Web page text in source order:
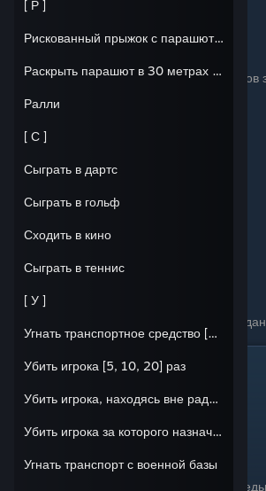
[ Р ]
Рискованный прыжок с парашютом
Раскрыть парашют в 30 метрах от земли
Ралли
[ С ]
Сыграть в дартс
Сыграть в гольф
Сходить в кино
Сыграть в теннис
[ У ]
Угнать транспортное средство [5, 10, 20]
Убить игрока [5, 10, 20] раз
Убить игрока, находясь вне радара
Убить игрока за которого назначена награда
Угнать транспорт с военной базы
Награда: Трудяга - Выполняй без пропусков
Награда за выполнение еженедельных
Периодичность
Ежедневно • 3.000 очков репутации
• 100.000$
• Вы будете получать этот бонус каждый